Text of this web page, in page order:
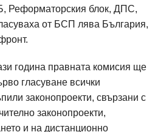
Реформаторския блок, ДПС,
от БСП лява България,
година правната комисия ще
гласуване всички
законопроекти, свързани с
законопроекти,
и на дистанционно